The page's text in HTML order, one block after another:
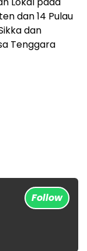
dan 14 Pulau
dan
Tenggara
Follow